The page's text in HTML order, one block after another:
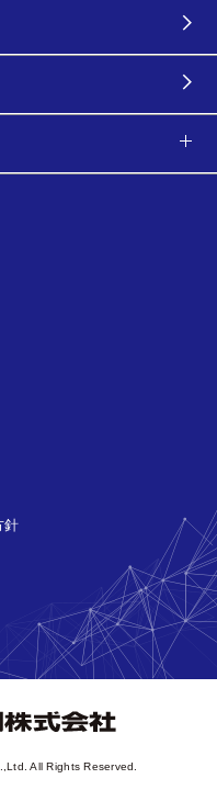
針
All Rights Reserved.